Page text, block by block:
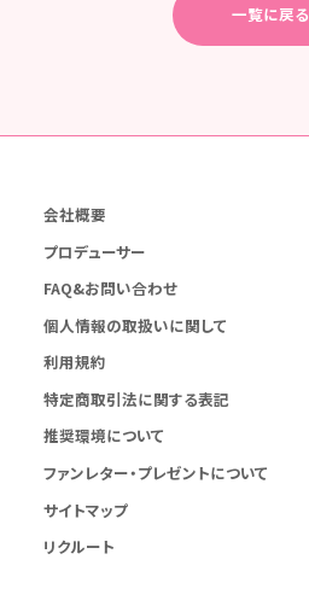
一覧に戻る
会社概要
プロデューサー
FAQ&お問い合わせ
個人情報の取扱いに関して
利用規約
特定商取引法に関する表記
推奨環境について
ファンレター・プレゼントについて
サイトマップ
リクルート